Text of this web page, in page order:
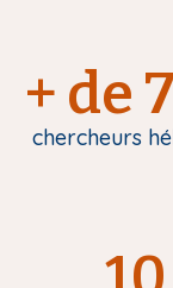
+ de
chercheurs